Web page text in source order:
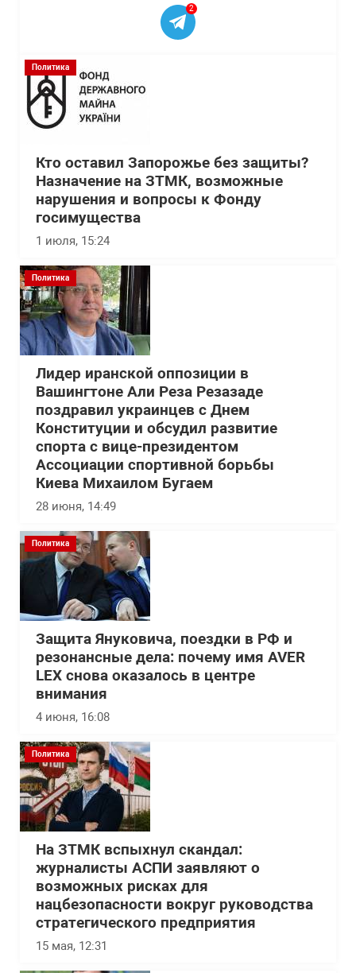
2
Политика
Кто оставил Запорожье без защиты?
Назначение на ЗТМК, возможные
нарушения и вопросы к Фонду
госимущества
1 июля, 15:24
Политика
Лидер иранской оппозиции в
Вашингтоне Али Реза Резазаде
поздравил украинцев с Днем
Конституции и обсудил развитие
спорта с вице-президентом
Ассоциации спортивной борьбы
Киева Михаилом Бугаем
28 июня, 14:49
Политика
Защита Януковича, поездки в РФ и
резонансные дела: почему имя AVER
LEX снова оказалось в центре
внимания
4 июня, 16:08
Политика
На ЗТМК вспыхнул скандал:
журналисты АСПИ заявляют о
возможных рисках для
нацбезопасности вокруг руководства
стратегического предприятия
15 мая, 12:31